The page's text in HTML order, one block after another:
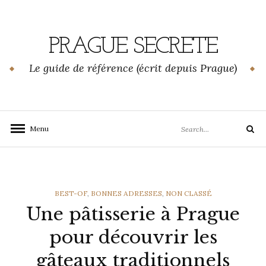
PRAGUE SECRETE
Le guide de référence (écrit depuis Prague)
Menu
for:
Search
CATEGORIES
BEST-OF, BONNES ADRESSES, NON CLASSÉ
Une pâtisserie à Prague
pour découvrir les
gâteaux traditionnels